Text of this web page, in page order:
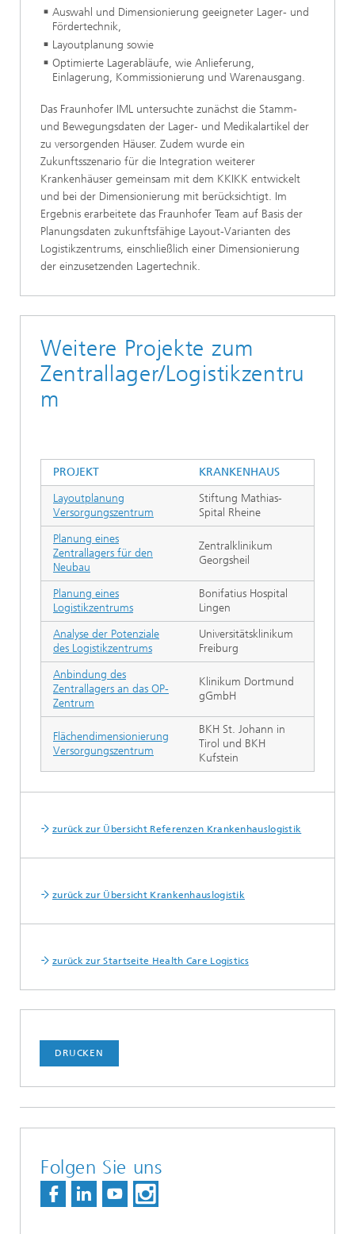
Auswahl und Dimensionierung geeigneter Lager- und
Fördertechnik,
Layoutplanung sowie
Optimierte Lagerabläufe, wie Anlieferung,
Einlagerung, Kommissionierung und Warenausgang.
Das Fraunhofer IML untersuchte zunächst die Stamm-
und Bewegungsdaten der Lager- und Medikalartikel der
zu versorgenden Häuser. Zudem wurde ein
Zukunftsszenario für die Integration weiterer
Krankenhäuser gemeinsam mit dem KKIKK entwickelt
und bei der Dimensionierung mit berücksichtigt. Im
Ergebnis erarbeitete das Fraunhofer Team auf Basis der
Planungsdaten zukunftsfähige Layout-Varianten des
Logistikzentrums, einschließlich einer Dimensionierung
der einzusetzenden Lagertechnik.
Weitere Projekte zum
Zentrallager/Logistikzentru
m
PROJEKT
KRANKENHAUS
Layoutplanung
Versorgungszentrum
Stiftung Mathias-
Spital Rheine
Planung eines
Zentrallagers für den
Neubau
Zentralklinikum
Georgsheil
Planung eines
Logistikzentrums
Bonifatius Hospital
Lingen
Analyse der Potenziale
des Logistikzentrums
Universitätsklinikum
Freiburg
Anbindung des
Zentrallagers an das OP-
Zentrum
Klinikum Dortmund
gGmbH
Flächendimensionierung
Versorgungszentrum
BKH St. Johann in
Tirol und BKH
Kufstein
zurück zur Übersicht Referenzen Krankenhauslogistik
zurück zur Übersicht Krankenhauslogistik
zurück zur Startseite Health Care Logistics
DRUCKEN
Folgen Sie uns